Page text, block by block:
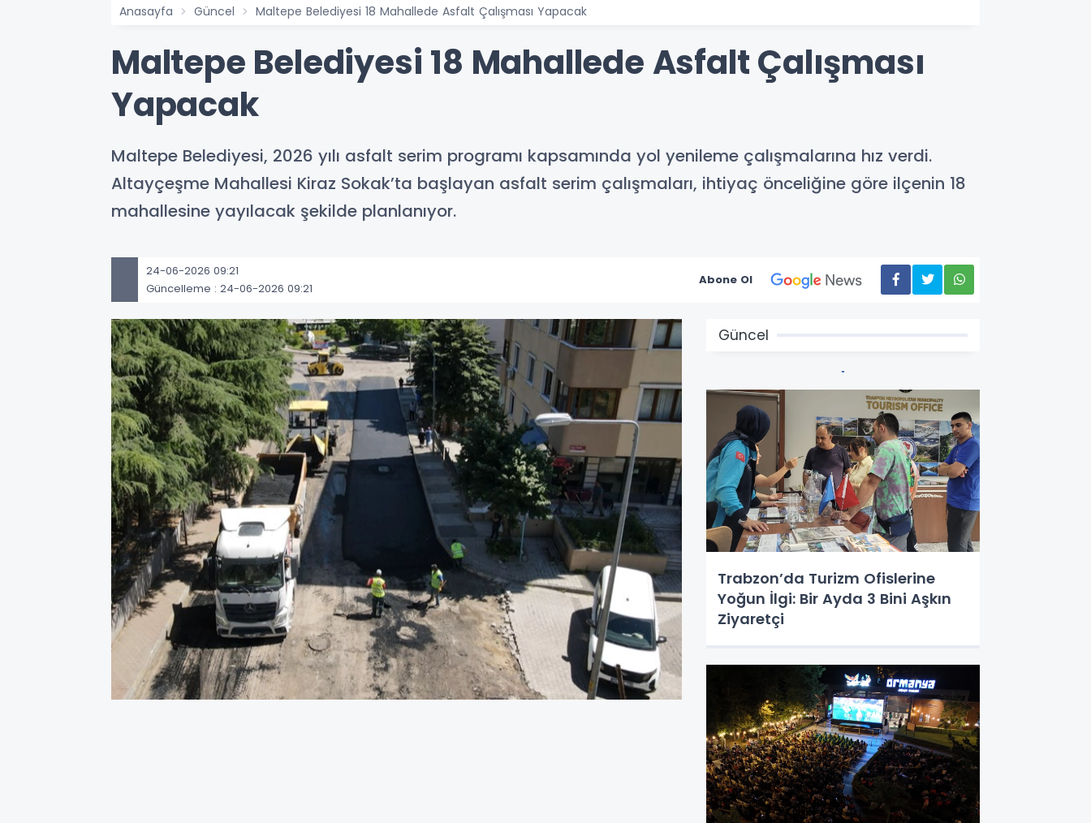
Anasayfa Güncel Maltepe Belediyesi 18 Mahallede Asfalt Çalışması Yapacak
Maltepe Belediyesi 18 Mahallede Asfalt Çalışması
Yapacak
Maltepe Belediyesi, 2026 yılı asfalt serim programı kapsamında yol yenileme çalışmalarına hız verdi.
Altayçeşme Mahallesi Kiraz Sokak’ta başlayan asfalt serim çalışmaları, ihtiyaç önceliğine göre ilçenin 18
mahallesine yayılacak şekilde planlanıyor.
24-06-2026 09:21
Güncelleme : 24-06-2026 09:21
Abone Ol
Güncel
Trabzon’da Turizm Ofislerine
Yoğun İlgi: Bir Ayda 3 Bini Aşkın
Ziyaretçi